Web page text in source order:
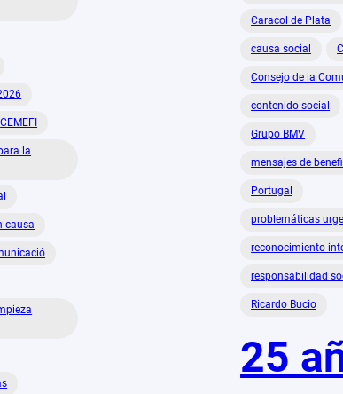
CEMEFI
la
causa
Caracol de Plata
causa social
Consejo de la
contenido social
Grupo BMV
mensajes de
Portugal
problemáticas
reconocimiento
responsabilidad
Ricardo Bucio
25